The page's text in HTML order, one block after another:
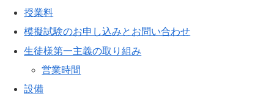
授業料
模擬試験のお申し込みとお問い合わせ
生徒様第一主義の取り組み
営業時間
設備